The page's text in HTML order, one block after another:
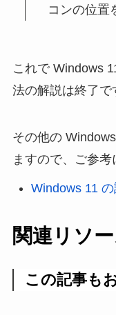
コンの位置
これで Windows
法の解説は終了で
その他の
ますので、ご参考
Windows 11
関連リソ
この記事も